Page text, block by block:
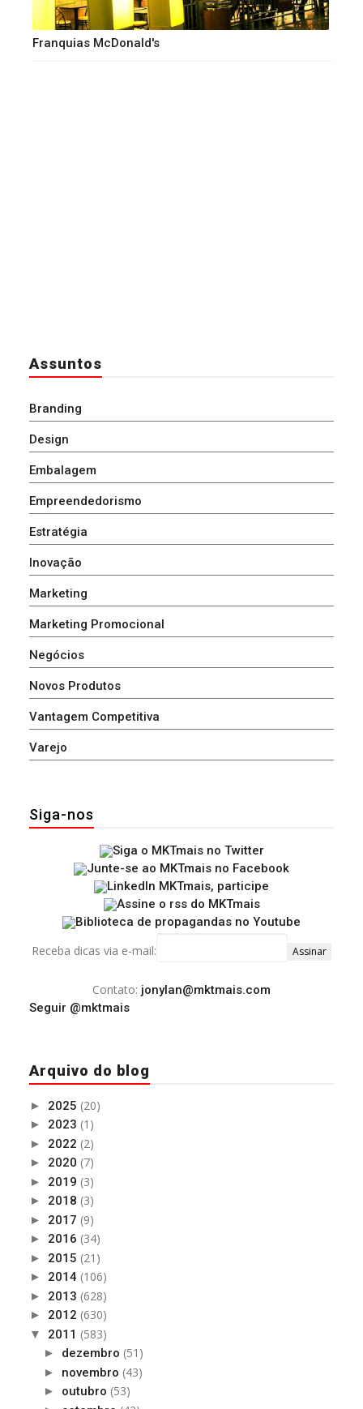
Franquias McDonald's
Assuntos
Branding
Design
Embalagem
Empreendedorismo
Estratégia
Inovação
Marketing
Marketing Promocional
Negócios
Novos Produtos
Vantagem Competitiva
Varejo
Siga-nos
Receba dicas via e-mail:
Contato: jonylan@mktmais.com
Seguir @mktmais
Arquivo do blog
► 2025 (20)
► 2023 (1)
► 2022 (2)
► 2020 (7)
► 2019 (3)
► 2018 (3)
► 2017 (9)
► 2016 (34)
► 2015 (21)
► 2014 (106)
► 2013 (628)
► 2012 (630)
▼ 2011 (583)
► dezembro (51)
► novembro (43)
► outubro (53)